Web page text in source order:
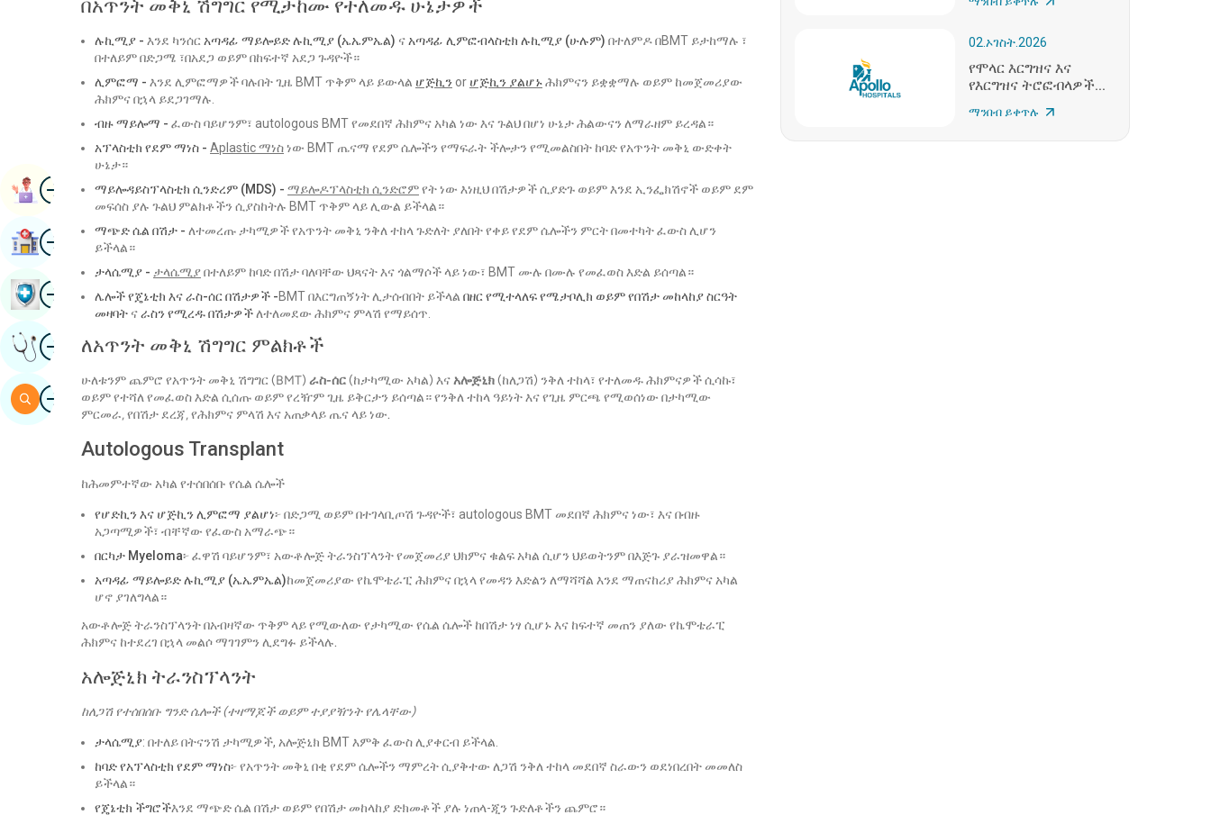
በአጥንት መቅኒ ሽግግር የሚታከሙ የተለመዱ ሁኔታዎች
ሉኪሚያ - እንደ ካንሰርአጣዳፊ ማይሎይድ ሉኪሚያ (ኤኤምኤል) ናአጣዳፊ ሊምፎብላስቲክ ሉኪሚያ (ሁሉም) በተለምዶ በBMT ይታከማሉ ፣
በተለይም በድጋሜ ፣በአደጋ ወይም በከፍተኛ አደጋ ጉዳዮች።
ሊምፎማ - እንደ ሊምፎማዎች ባሉበት ጊዜ BMT ጥቅም ላይ ይውላል ሆጅኪን or ሆጅኪን ያልሆኑሕክምናን ይቋቋማሉ ወይም ከመጀመሪያው
ሕክምና በኋላ ይደጋገማሉ.
ብዙ ማይሎማ - ፈውስ ባይሆንም፣ autologous BMT የመደበኛ ሕክምና አካል ነው እና ጉልህ በሆነ ሁኔታ ሕልውናን ለማራዘም ይረዳል።
አፕላስቲክ የደም ማነስ - Aplastic ማነስነው BMT ጤናማ የደም ሴሎችን የማፍራት ችሎታን የሚመልስበት ከባድ የአጥንት መቅኒ ውድቀት
ሁኔታ።
ማይሎዳይስፕላስቲክ ሲንድረም (MDS) - ማይሎዶፕላስቲክ ሲንድሮምየት ነው እነዚህ በሽታዎች ሲያድጉ ወይም እንደ ኢንፌክሽኖች ወይም ደም
መፍሰስ ያሉ ጉልህ ምልክቶችን ሲያስከትሉ BMT ጥቅም ላይ ሊውል ይችላል።
ማጭድ ሴል በሽታ - ለተመረጡ ታካሚዎች የአጥንት መቅኒ ንቅለ ተከላ ጉድለት ያለበት የቀይ የደም ሴሎችን ምርት በመተካት ፈውስ ሊሆን
ይችላል።
ታላሴሚያ - ታላሴሚያበተለይም ከባድ በሽታ ባለባቸው ህጻናት እና ጎልማሶች ላይ ነው፣ BMT ሙሉ በሙሉ የመፈወስ እድል ይሰጣል።
ሌሎች የጄኔቲክ እና ራስ-ሰር በሽታዎች -BMT በእርግጠኝነት ሊታሰብበት ይችላል በዘር የሚተላለፍ የሜታቦሊክ ወይም የበሽታ መከላከያ ስርዓት
መዛባት ናራስን የሚረዱ በሽታዎችለተለመደው ሕክምና ምላሽ የማይሰጥ.
ለአጥንት መቅኒ ሽግግር ምልክቶች
ሁለቱንም ጨምሮ የአጥንት መቅኒ ሽግግር (BMT) ራስ-ሰር(ከታካሚው አካል) እናአሎጅኒክ(ከለጋሽ) ንቅለ ተከላ፣ የተለመዱ ሕክምናዎች ሲሳኩ፣
ወይም የተሻለ የመፈወስ እድል ሲሰጡ ወይም የረዥም ጊዜ ይቅርታን ይሰጣል። የንቅለ ተከላ ዓይነት እና የጊዜ ምርጫ የሚወሰነው በታካሚው
ምርመራ, የበሽታ ደረጃ, የሕክምና ምላሽ እና አጠቃላይ ጤና ላይ ነው.
Autologous Transplant
ከሕመምተኛው አካል የተሰበሰቡ የሴል ሴሎች
የሆድኪን እና ሆጅኪን ሊምፎማ ያልሆነ፦ በድጋሚ ወይም በተገላቢጦሽ ጉዳዮች፣ autologous BMT መደበኛ ሕክምና ነው፣ እና በብዙ
አጋጣሚዎች፣ ብቸኛው የፈውስ አማራጭ።
በርካታ Myeloma፦ ፈዋሽ ባይሆንም፣ አውቶሎጅ ትራንስፕላንት የመጀመሪያ ህክምና ቁልፍ አካል ሲሆን ህይወትንም በእጅጉ ያራዝመዋል።
አጣዳፊ ማይሎይድ ሉኪሚያ (ኤኤምኤል)ከመጀመሪያው የኬሞቴራፒ ሕክምና በኋላ የመዳን እድልን ለማሻሻል እንደ ማጠናከሪያ ሕክምና አካል
ሆኖ ያገለግላል።
አውቶሎጅ ትራንስፕላንት በአብዛኛው ጥቅም ላይ የሚውለው የታካሚው የሴል ሴሎች ከበሽታ ነፃ ሲሆኑ እና ከፍተኛ መጠን ያለው የኬሞቴራፒ
ሕክምና ከተደረገ በኋላ መልሶ ማገገምን ሊደግፉ ይችላሉ.
አሎጅኒክ ትራንስፕላንት
ከለጋሽ የተሰበሰቡ ግንድ ሴሎች (ተዛማጆች ወይም ተያያዥነት የሌላቸው)
ታላሴሚያ: በተለይ በትናንሽ ታካሚዎች, አሎጅኒክ BMT እምቅ ፈውስ ሊያቀርብ ይችላል.
ከባድ የአፕላስቲክ የደም ማነስ፦ የአጥንት መቅኒ በቂ የደም ሴሎችን ማምረት ሲያቅተው ለጋሽ ንቅለ ተከላ መደበኛ ስራውን ወደነበረበት መመለስ
ይችላል።
የጄኔቲክ ችግሮችእንደ ማጭድ ሴል በሽታ ወይም የበሽታ መከላከያ ድክመቶች ያሉ ነጠላ-ጂን ጉድለቶችን ጨምሮ።
02.ኦገስት.2026
የሞላር እርግዝና እና
የእርግዝና ትሮፎብላዎች...
ማንበብ ይቀጥሉ
ምስልቀጠሮ ማስያዝ
ምስልሆስፒታል ፈልግ
ምስልመጽሐፍ የጤና ምርመራ
ምስልየባለሙያዎችን አስተያየት ያግኙ
ምስልፍለጋ